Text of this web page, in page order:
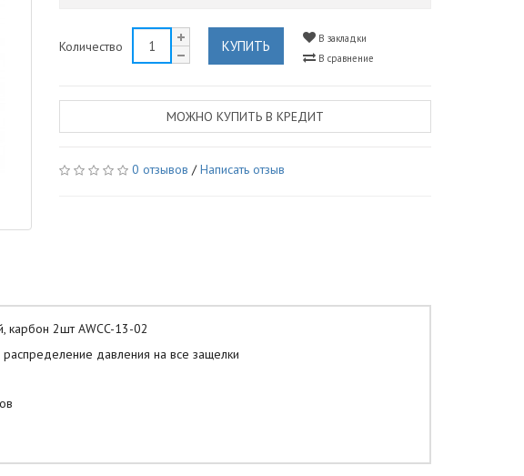
Количество КУПИТЬ
В закладки
В сравнение
МОЖНО КУПИТЬ В КРЕДИТ
0 отзывов /Написать отзыв
карбон 2шт AWCC-13-02
давления на все защелки